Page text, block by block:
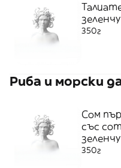
350г
Риба и морски
Сом
със
350г